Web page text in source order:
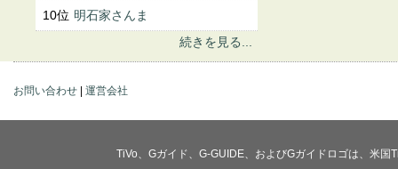
10位 明石家さんま
続きを見る...
お問い合わせ 運営会社
TiVo、Gガイド、G-GUIDE、およびGガイドロゴは、米